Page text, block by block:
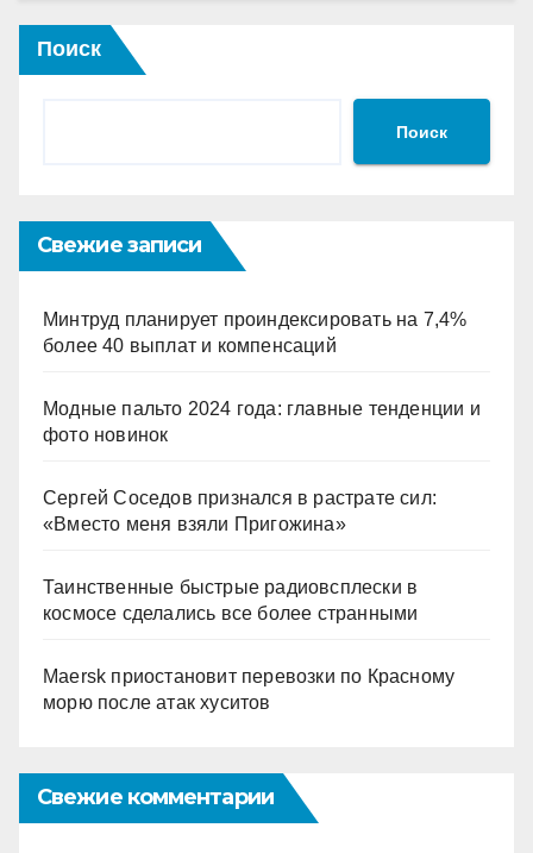
Поиск
Поиск
Свежие записи
Минтруд планирует проиндексировать на 7,4%
более 40 выплат и компенсаций
Модные пальто 2024 года: главные тенденции и
фото новинок
Сергей Соседов признался в растрате сил:
«Вместо меня взяли Пригожина»
Таинственные быстрые радиовсплески в
космосе сделались все более странными
Maersk приостановит перевозки по Красному
морю после атак хуситов
Свежие комментарии